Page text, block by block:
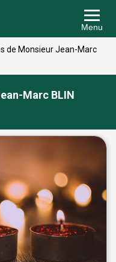
Menu
de Monsieur Jean-Marc
Marc BLIN